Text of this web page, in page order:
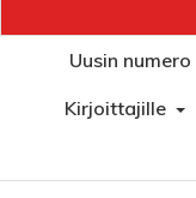
Uusin numero
Kirjoittajille